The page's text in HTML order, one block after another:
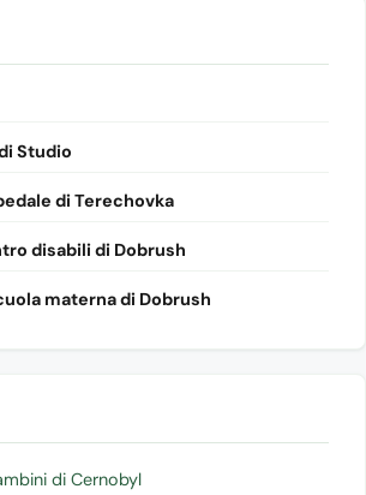
Studio
di Terechovka
disabili di Dobrush
materna di Dobrush
di Cernobyl